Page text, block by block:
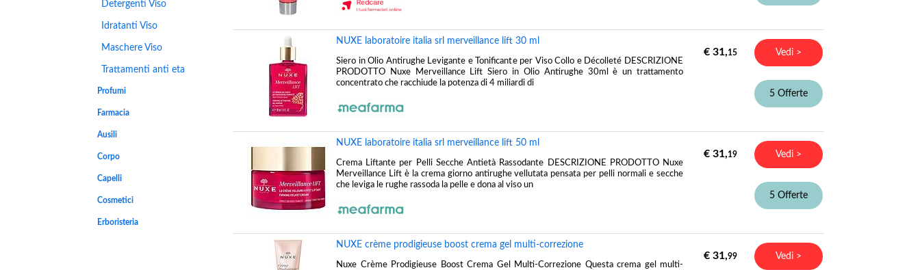
Detergenti Viso
Idratanti Viso
Maschere Viso
Trattamenti anti eta
Profumi
Farmacia
Ausili
Corpo
Capelli
Cosmetici
Erboristeria
NUXE laboratoire italia srl merveillance lift 30 ml
Siero in Olio Antirughe Levigante e Tonificante per Viso Collo e Décolleté DESCRIZIONE
PRODOTTO Nuxe Merveillance Lift Siero in Olio Antirughe 30ml è un trattamento
concentrato che racchiude la potenza di 4 miliardi di
€ 31,15 Vedi >
5 Offerte
NUXE laboratoire italia srl merveillance lift 50 ml
Crema Liftante per Pelli Secche Antietà Rassodante DESCRIZIONE PRODOTTO Nuxe
Merveillance Lift è la crema giorno antirughe vellutata pensata per pelli normali e secche
che leviga le rughe rassoda la pelle e dona al viso un
€ 31,19 Vedi >
5 Offerte
NUXE crème prodigieuse boost crema gel multi-correzione
Nuxe Crème Prodigieuse Boost Crema Gel Multi-Correzione Questa crema gel multi-
€ 31,99 Vedi >